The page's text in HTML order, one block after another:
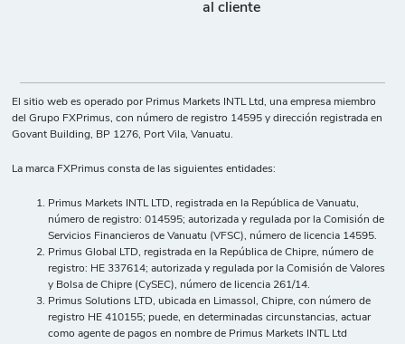
al cliente
El sitio web es operado por Primus Markets INTL Ltd, una empresa miembro
del Grupo FXPrimus, con número de registro 14595 y dirección registrada en
Govant Building, BP 1276, Port Vila, Vanuatu.
La marca FXPrimus consta de las siguientes entidades:
Primus Markets INTL LTD, registrada en la República de Vanuatu,
número de registro: 014595; autorizada y regulada por la Comisión de
Servicios Financieros de Vanuatu (VFSC), número de licencia 14595.
Primus Global LTD, registrada en la República de Chipre, número de
registro: HE 337614; autorizada y regulada por la Comisión de Valores
y Bolsa de Chipre (CySEC), número de licencia 261/14.
Primus Solutions LTD, ubicada en Limassol, Chipre, con número de
registro HE 410155; puede, en determinadas circunstancias, actuar
como agente de pagos en nombre de Primus Markets INTL Ltd